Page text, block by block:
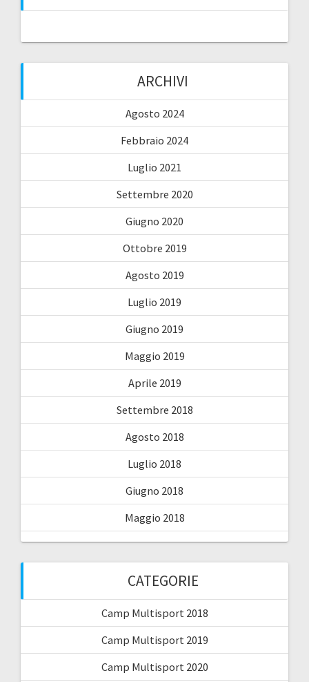
ARCHIVI
Agosto 2024
Febbraio 2024
Luglio 2021
Settembre 2020
Giugno 2020
Ottobre 2019
Agosto 2019
Luglio 2019
Giugno 2019
Maggio 2019
Aprile 2019
Settembre 2018
Agosto 2018
Luglio 2018
Giugno 2018
Maggio 2018
CATEGORIE
Camp Multisport 2018
Camp Multisport 2019
Camp Multisport 2020